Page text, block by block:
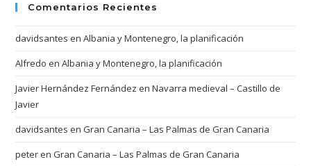
Comentarios Recientes
davidsantes enAlbania y Montenegro, la planificación
Alfredo enAlbania y Montenegro, la planificación
Javier Hernández Fernández enNavarra medieval – Castillo de
Javier
davidsantes enGran Canaria – Las Palmas de Gran Canaria
peterenGran Canaria – Las Palmas de Gran Canaria